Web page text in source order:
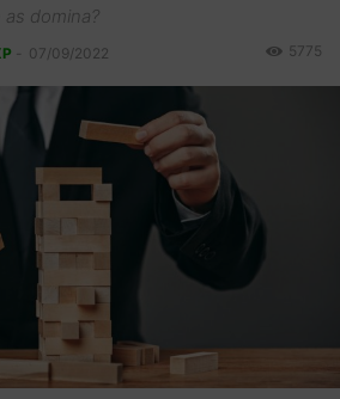
domina?
07/09/2022 5775